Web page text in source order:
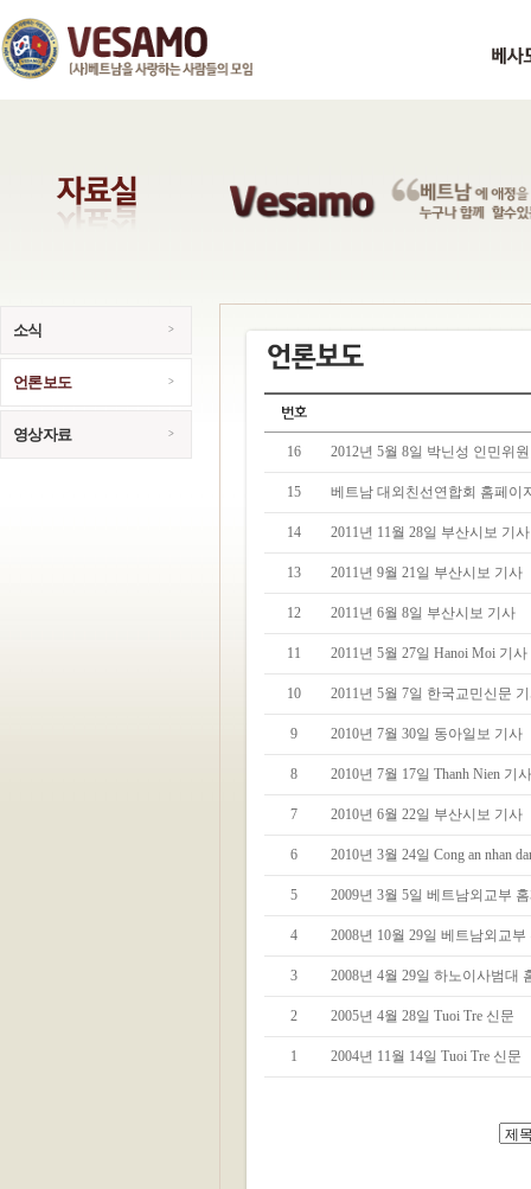
소식
언론보도
영상자료
16 2012년 5월 8일 박닌성 인민위
15 베트남 대외친선연합회 홈페이
14 2011년 11월 28일 부산시보 기사
13 2011년 9월 21일 부산시보 기사
12 2011년 6월 8일 부산시보 기사
11 2011년 5월 27일 Hanoi Moi 기사
10 2011년 5월 7일 한국교민신문
9 2010년 7월 30일 동아일보 기사
8 2010년 7월 17일 Thanh Nien 기사
7 2010년 6월 22일 부산시보 기사
6 2010년 3월 24일 Cong an nhan
5 2009년 3월 5일 베트남외교부
4 2008년 10월 29일 베트남외교
3 2008년 4월 29일 하노이사범대
2 2005년 4월 28일 Tuoi Tre 신문
1 2004년 11월 14일 Tuoi Tre 신문